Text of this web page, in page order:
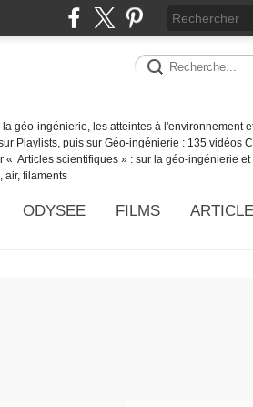
géo-ingénierie, les atteintes à l'environnement
Playlists, puis sur Géo-ingénierie : 135 vidéos
Articles scientifiques » : sur la géo-ingénierie
air, filaments
ODYSEE FILMS